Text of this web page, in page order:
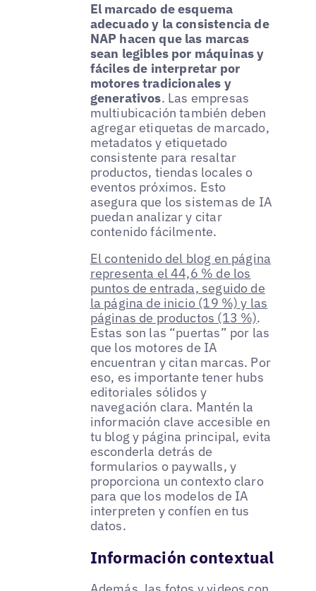
El marcado de esquema
adecuado y la consistencia de
NAP hacen que las marcas
sean legibles por máquinas y
fáciles de interpretar por
motores tradicionales y
generativos. Las empresas
multiubicación también deben
agregar etiquetas de marcado,
metadatos y etiquetado
consistente para resaltar
productos, tiendas locales o
eventos próximos. Esto
asegura que los sistemas de IA
puedan analizar y citar
contenido fácilmente.
El contenido del blog en página
representa el 44,6 % de los
puntos de entrada, seguido de
la página de inicio (19 %) y las
páginas de productos (13 %).
Estas son las “puertas” por las
que los motores de IA
encuentran y citan marcas. Por
eso, es importante tener hubs
editoriales sólidos y
navegación clara. Mantén la
información clave accesible en
tu blog y página principal, evita
esconderla detrás de
formularios o paywalls, y
proporciona un contexto claro
para que los modelos de IA
interpreten y confíen en tus
datos.
Información contextual